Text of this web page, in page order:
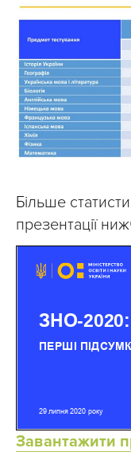
Більше
презентації
Завантажити